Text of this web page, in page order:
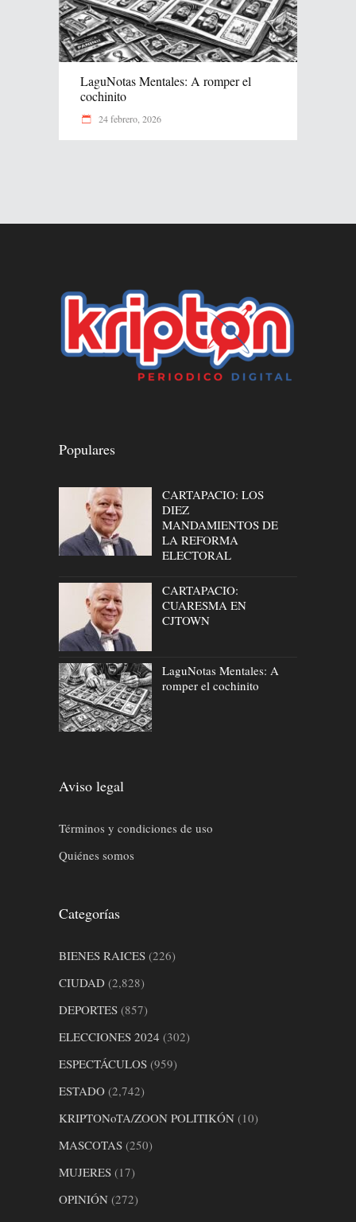
LaguNotas Mentales: A romper el
cochinito
24 febrero, 2026
Populares
CARTAPACIO: LOS
DIEZ
MANDAMIENTOS DE
LA REFORMA
ELECTORAL
CARTAPACIO:
CUARESMA EN
CJTOWN
LaguNotas Mentales: A
romper el cochinito
Aviso legal
Términos y condiciones de uso
Quiénes somos
Categorías
BIENES RAICES (226)
CIUDAD (2,828)
DEPORTES (857)
ELECCIONES 2024 (302)
ESPECTÁCULOS (959)
ESTADO (2,742)
KRIPTONoTA/ZOON POLITIKÓN (10)
MASCOTAS (250)
MUJERES (17)
OPINIÓN (272)